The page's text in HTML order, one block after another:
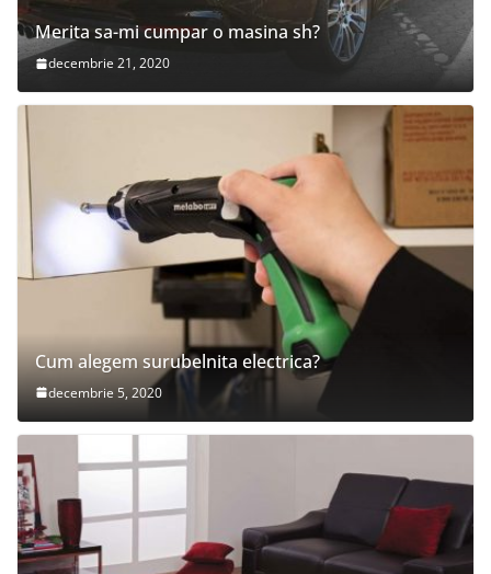
Merita sa-mi cumpar o masina sh?
decembrie 21, 2020
Cum alegem surubelnita electrica?
decembrie 5, 2020